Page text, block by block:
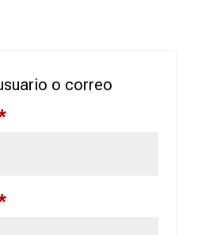
o correo
Obligatorio
Obligatorio